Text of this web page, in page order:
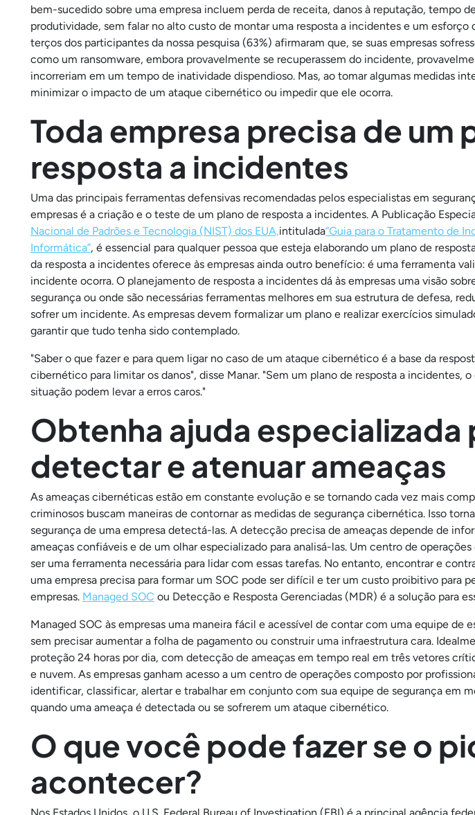
bem-sucedido sobre uma empresa incluem perda de receita, danos à reputação, tempo
produtividade, sem falar no alto custo de montar uma resposta a incidentes e um esforço
terços dos participantes da nossa pesquisa (63%) afirmaram que, se suas empresas
como um ransomware, embora provavelmente se recuperassem do incidente,
incorreriam em um tempo de inatividade dispendioso. Mas, ao tomar algumas medidas
minimizar o impacto de um ataque cibernético ou impedir que ele ocorra.
Toda empresa precisa de um
resposta a incidentes
Uma das principais ferramentas defensivas recomendadas pelos especialistas em
empresas é a criação e o teste de um plano de resposta a incidentes. A Publicação
Nacional de Padrões e Tecnologia (NIST) dos EUA,intitulada“Guia para o Tratamento de
Informática”, é essencial para qualquer pessoa que esteja elaborando um plano de
da resposta a incidentes oferece às empresas ainda outro benefício: é uma ferramenta
incidente ocorra. O planejamento de resposta a incidentes dá às empresas uma visão
segurança ou onde são necessárias ferramentas melhores em sua estrutura de defesa,
sofrer um incidente. As empresas devem formalizar um plano e realizar exercícios
garantir que tudo tenha sido contemplado.
"Saber o que fazer e para quem ligar no caso de um ataque cibernético é a base da
cibernético para limitar os danos", disse Manar. "Sem um plano de resposta a incidentes, o
situação podem levar a erros caros."
Obtenha ajuda especializada
detectar e atenuar ameaças
As ameaças cibernéticas estão em constante evolução e se tornando cada vez mais
criminosos buscam maneiras de contornar as medidas de segurança cibernética. Isso
segurança de uma empresa detectá-las. A detecção precisa de ameaças depende de
ameaças confiáveis e de um olhar especializado para analisá-las. Um centro de
ser uma ferramenta necessária para lidar com essas tarefas. No entanto, encontrar e
uma empresa precisa para formar um SOC pode ser difícil e ter um custo proibitivo para
empresas. Managed SOC ou Detecção e Resposta Gerenciadas (MDR) é a solução para
Managed SOC às empresas uma maneira fácil e acessível de contar com uma equipe de
sem precisar aumentar a folha de pagamento ou construir uma infraestrutura cara.
proteção 24 horas por dia, com detecção de ameaças em tempo real em três vetores
e nuvem. As empresas ganham acesso a um centro de operações composto por
identificar, classificar, alertar e trabalhar em conjunto com sua equipe de segurança em
quando uma ameaça é detectada ou se sofrerem um ataque cibernético.
O que você pode fazer se o
acontecer?